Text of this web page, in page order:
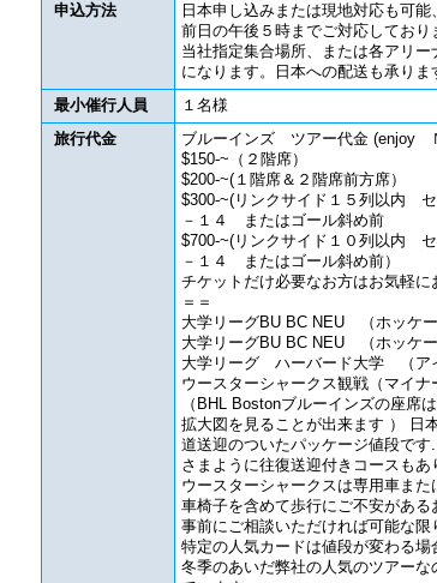
申込方法
日本申し込みまたは現地対応も可
前日の午後５時までご対応してお
当社指定集合場所、または各アリ
になります。日本への配送も承りま
最小催行人員
１名様
旅行代金
ブルーインズ ツアー代金 (enjoy
$150-~（２階席）
$200-~(１階席＆２階席前方席）
$300-~(リンクサイド１５列以内
－１４ またはゴール斜め前
$700-~(リンクサイド１０列以内
－１４ またはゴール斜め前）
チケットだけ必要なお方はお気軽
＝＝
大学リーグBU BC NEU （ホッケ
大学リーグBU BC NEU （ホッケ
大学リーグ ハーバード大学 （
ウースターシャークス観戦（マイ
（BHL Bostonブルーインズの座
拡大図を見ることが出来ます ） 日
道送迎のついたパッケージ値段で
さまように往復送迎付きコースもあ
ウースターシャークスは専用車また
車椅子を含めて歩行にご不安があ
事前にご相談いただければ可能な限
特定の人気カードは値段が変わる場
冬季のあいだ弊社の人気のツアー